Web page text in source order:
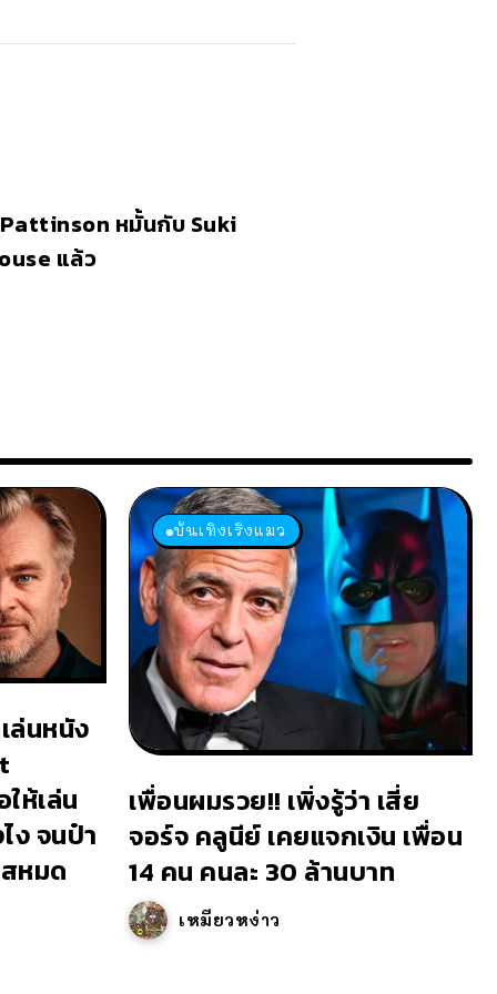
หมั้นกับ Suki
แล้ว
ล่นหนัง
ห้เล่น
ง จนป๋า
หมด
บันเทิงเริงแมว
เพื่อนผมรวย!! เพิ่งรู้ว่า เสี่ย
จอร์จ คลูนีย์ เคยแจกเงิน เพื่อน
14 คน คนละ 30 ล้านบาท
เหมียวหง่าว